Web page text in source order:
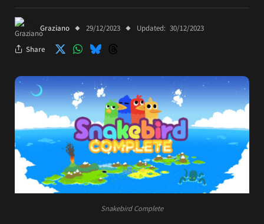
Graziano 29/12/2023 Updated: 30/12/2023
Share
Snakebird Complete